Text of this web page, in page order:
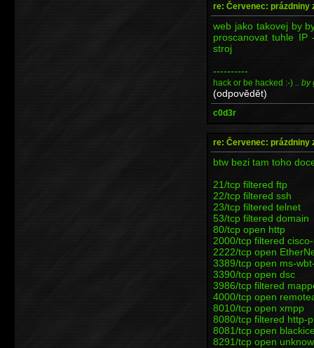
re: Červenec: prázdniny
web jako takovej by
proscanovat tuhle IP
stroj
----------
hack or be hacked :-) ..
(odpovědět)
c0d3r
re: Červenec: prázdniny
btw bezi tam toho
21/tcp filtered ftp
22/tcp filtered ssh
23/tcp filtered telnet
53/tcp filtered domain
80/tcp open http
2000/tcp filtered
2222/tcp open
3389/tcp open ms-
3390/tcp open dsc
3986/tcp filtered
4000/tcp open
8010/tcp open xmpp
8080/tcp filtered http-
8081/tcp open
8291/tcp open